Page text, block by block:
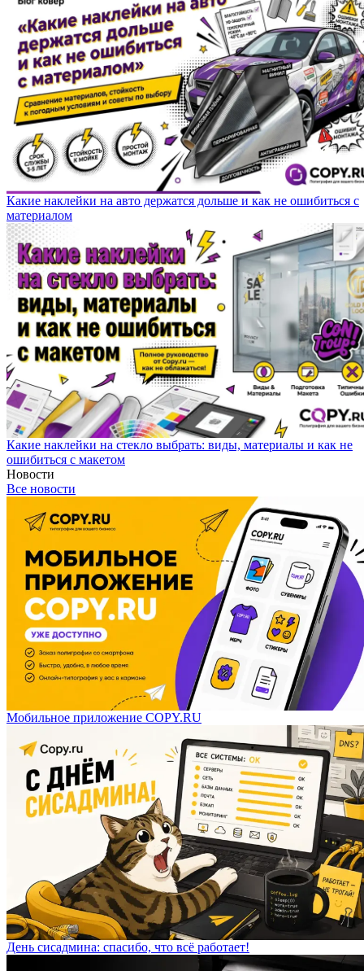
Какие наклейки на авто держатся дольше и как не ошибиться с
материалом
Какие наклейки на стекло выбрать: виды, материалы и как не
ошибиться с макетом
Новости
Все новости
Мобильное приложение COPY.RU
День сисадмина: спасибо, что всё работает!